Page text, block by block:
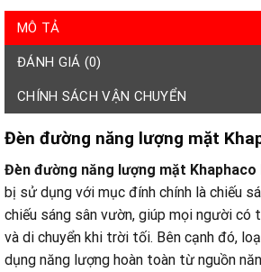
MÔ TẢ
ĐÁNH GIÁ (0)
CHÍNH SÁCH VẬN CHUYỂN
Đèn đường năng lượng mặt
Đèn đường năng lượng mặt Khaphaco
bị sử dụng với mục đính chính là chiếu
chiếu sáng sân vườn, giúp mọi người có
và di chuyển khi trời tối. Bên cạnh đó,
dụng năng lượng hoàn toàn từ nguồn